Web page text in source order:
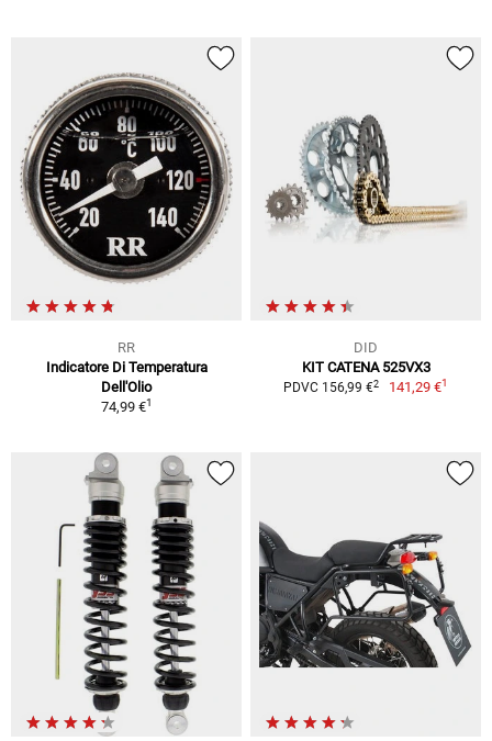
RR
Indicatore Di Temperatura
Dell'Olio
74,99 €1
DID
KIT CATENA 525VX3
PDVC 156,99 €2 141,29 €1